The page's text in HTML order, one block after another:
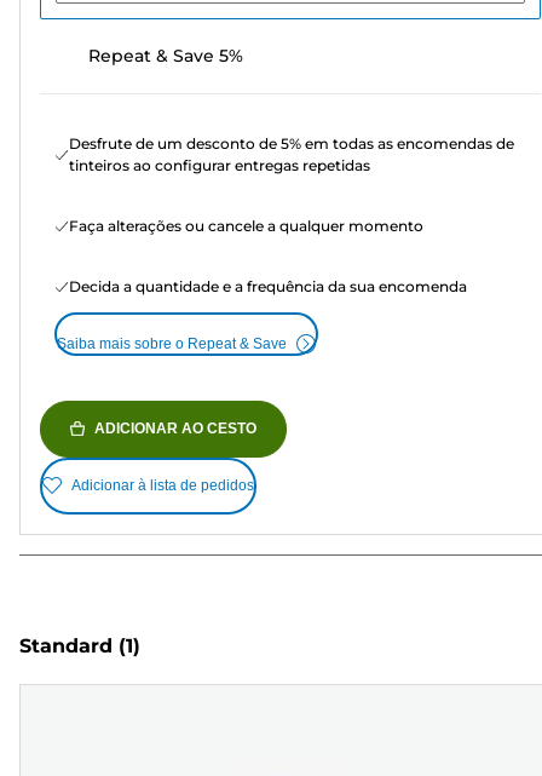
Repeat & Save 5%
Desfrute de um desconto de 5% em todas as encomendas de
tinteiros ao configurar entregas repetidas
Faça alterações ou cancele a qualquer momento
Decida a quantidade e a frequência da sua encomenda
Saiba mais sobre o Repeat & Save
ADICIONAR AO CESTO
Adicionar à lista de pedidos
Standard (1)